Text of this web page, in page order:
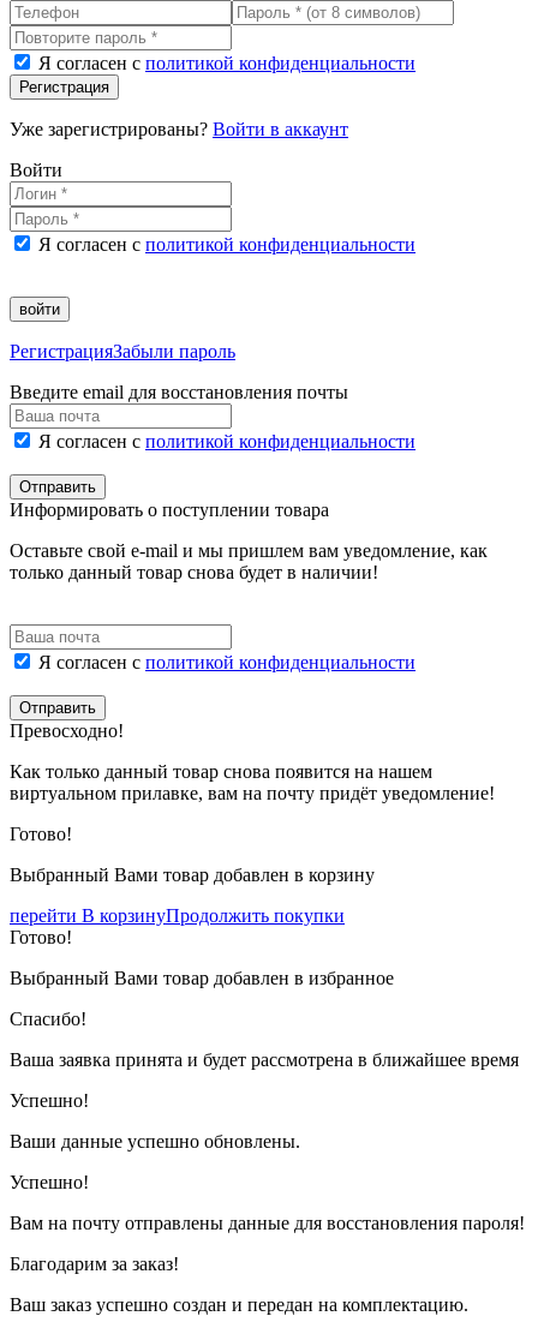
Я согласен с политикой конфиденциальности
Регистрация
Уже зарегистрированы? Войти в аккаунт
Войти
Я согласен с политикой конфиденциальности
войти
РегистрацияЗабыли пароль
Введите email для восстановления почты
Я согласен с политикой конфиденциальности
Отправить
Информировать о поступлении товара
Оставьте свой e-mail и мы пришлем вам уведомление, как
только данный товар снова будет в наличии!
Я согласен с политикой конфиденциальности
Отправить
Превосходно!
Как только данный товар снова появится на нашем
виртуальном прилавке, вам на почту придёт уведомление!
Готово!
Выбранный Вами товар добавлен в корзину
перейти В корзинуПродолжить покупки
Готово!
Выбранный Вами товар добавлен в избранное
Спасибо!
Ваша заявка принята и будет рассмотрена в ближайшее время
Успешно!
Ваши данные успешно обновлены.
Успешно!
Вам на почту отправлены данные для восстановления пароля!
Благодарим за заказ!
Ваш заказ успешно создан и передан на комплектацию.